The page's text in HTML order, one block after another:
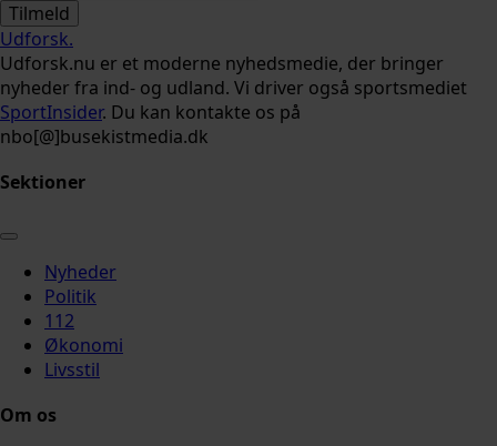
Tilmeld
Udforsk.
Udforsk.nu er et moderne nyhedsmedie, der bringer
nyheder fra ind- og udland. Vi driver også sportsmediet
SportInsider. Du kan kontakte os på
nbo[@]busekistmedia.dk
Sektioner
Nyheder
Politik
112
Økonomi
Livsstil
Om os